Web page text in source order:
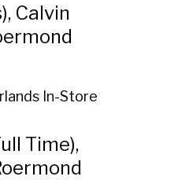
Calvin
In-Store
Time),